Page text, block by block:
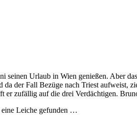
seinen Urlaub in Wien genießen. Aber
da der Fall Bezüge nach Triest aufweist,
er zufällig auf die drei Verdächtigen.
Leiche gefunden …